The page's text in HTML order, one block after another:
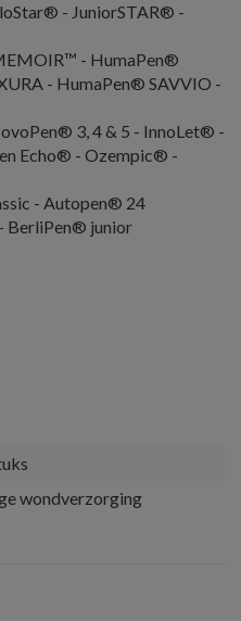
- JuniorSTAR® -
- HumaPen®
- HumaPen® SAVVIO -
3, 4 & 5 - InnoLet® -
Echo® - Ozempic® -
- Autopen® 24
BerliPen® junior
wondverzorging